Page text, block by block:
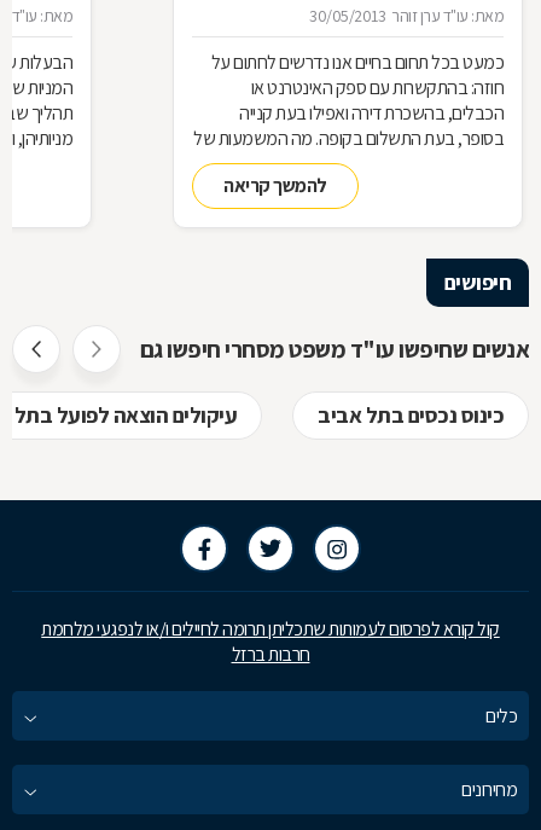
מאת: עו"ד ערן זוהר 30/05/2013
כמעט בכל תחום בחיים אנו נדרשים לחתום על
חוזה: בהתקשרות עם ספק האינטרנט או
הכבלים, בהשכרת דירה ואפילו בעת קנייה
בסופר, בעת התשלום בקופה. מה המשמעות של
היותנו צד בחוזה, מתי ניתן להפר אותו והאם כל
הסכם מחייב אותנו מבחינה משפטיתלהמשך קריאה
מאת: עו"ד
הבעלות
המניות
תהליך
מניותיהן,
חיפושים
אנשים שחיפשו עו"ד משפט מסחרי חיפשו גם
כינוס נכסים בתל אביב עיקולים הוצאה לפועל בתל
קול קורא לפרסום לעמותות שתכליתן תרומה לחיילים ו/או לנפגעי מלחמת
חרבות ברזל
כלים
מחירונים